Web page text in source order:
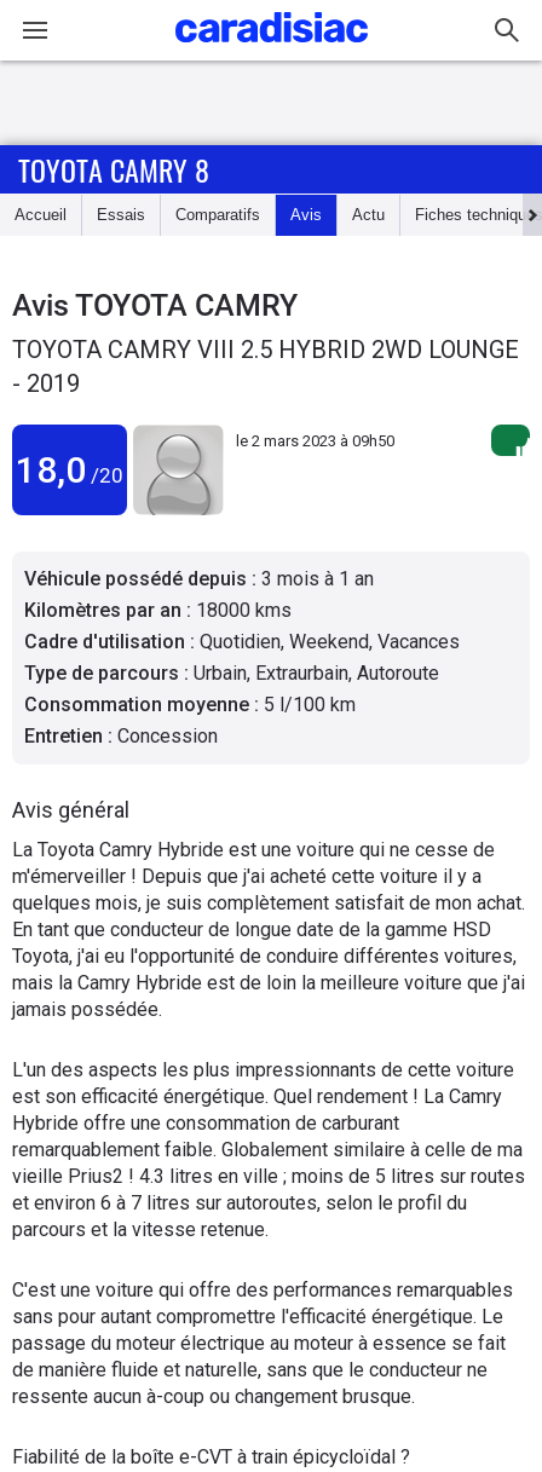
Accueil
Essais
Guide
d'achat
Utilitaires
Flottes
Auto
Services
Forum
Marques
TOYOTA CAMRY 8
Accueil Essais Comparatifs Avis Actu Fiches techniques
Avis TOYOTA CAMRY
TOYOTA CAMRY VIII 2.5 HYBRID 2WD LOUNGE
- 2019
18,0 /20
le 2 mars 2023 à 09h50
Véhicule possédé depuis : 3 mois à 1 an
Kilomètres par an : 18000 kms
Cadre d'utilisation : Quotidien, Weekend, Vacances
Type de parcours : Urbain, Extraurbain, Autoroute
Consommation moyenne : 5 l/100 km
Entretien : Concession
Avis général
La Toyota Camry Hybride est une voiture qui ne cesse de
m'émerveiller ! Depuis que j'ai acheté cette voiture il y a
quelques mois, je suis complètement satisfait de mon achat.
En tant que conducteur de longue date de la gamme HSD
Toyota, j'ai eu l'opportunité de conduire différentes voitures,
mais la Camry Hybride est de loin la meilleure voiture que j'ai
jamais possédée.
L'un des aspects les plus impressionnants de cette voiture
est son efficacité énergétique. Quel rendement ! La Camry
Hybride offre une consommation de carburant
remarquablement faible. Globalement similaire à celle de ma
vieille Prius2 ! 4.3 litres en ville ; moins de 5 litres sur routes
et environ 6 à 7 litres sur autoroutes, selon le profil du
parcours et la vitesse retenue.
C'est une voiture qui offre des performances remarquables
sans pour autant compromettre l'efficacité énergétique. Le
passage du moteur électrique au moteur à essence se fait
de manière fluide et naturelle, sans que le conducteur ne
ressente aucun à-coup ou changement brusque.
Fiabilité de la boîte e-CVT à train épicycloïdal ?